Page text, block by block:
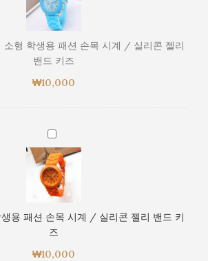
소
형
생
용
패
목
계
/
실
콘
젤
리
소형 학생용 패션 손목 시계 / 실리콘 젤리
밴드 키즈
₩10,000
주
황
색
소
형
생
용
패
용 패션 손목 시계 / 실리콘 젤리 밴드 키
즈
₩10,000